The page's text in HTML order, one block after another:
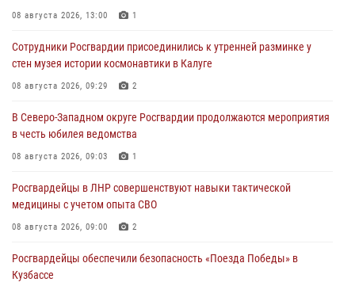
08 августа 2026, 13:00 1
Сотрудники Росгвардии присоединились к утренней разминке у
стен музея истории космонавтики в Калуге
08 августа 2026, 09:29 2
В Северо-Западном округе Росгвардии продолжаются мероприятия
в честь юбилея ведомства
08 августа 2026, 09:03 1
Росгвардейцы в ЛНР совершенствуют навыки тактической
медицины с учетом опыта СВО
08 августа 2026, 09:00 2
Росгвардейцы обеспечили безопасность «Поезда Победы» в
Кузбассе